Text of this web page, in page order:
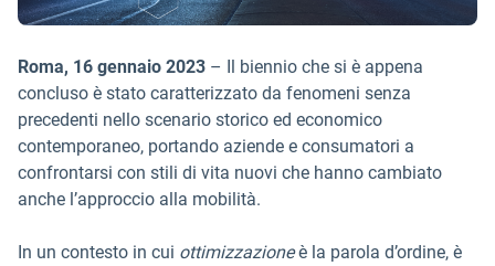
Roma, 16 gennaio 2023 – Il biennio che si è appena
concluso è stato caratterizzato da fenomeni senza
precedenti nello scenario storico ed economico
contemporaneo, portando aziende e consumatori a
confrontarsi con stili di vita nuovi che hanno cambiato
anche l’approccio alla mobilità.
In un contesto in cui ottimizzazioneè la parola d’ordine, è